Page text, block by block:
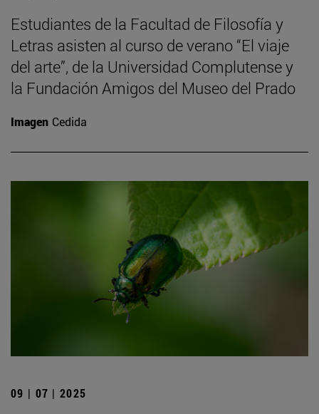
Estudiantes de la Facultad de Filosofía y
Letras asisten al curso de verano “El viaje
del arte”, de la Universidad Complutense y
la Fundación Amigos del Museo del Prado
Imagen Cedida
09 | 07 | 2025